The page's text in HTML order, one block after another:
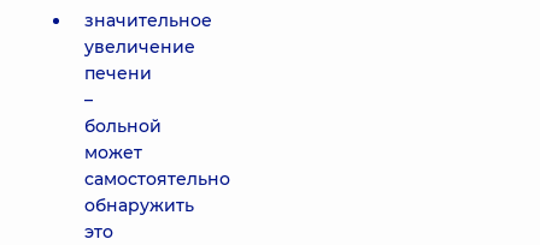
значительное
увеличение
печени
–
больной
может
самостоятельно
обнаружить
это